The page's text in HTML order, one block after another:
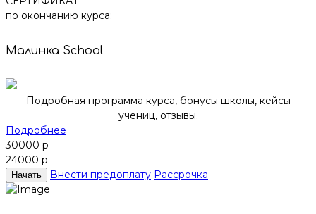
по окончанию курса:
Малинка School
Подробная программа курса, бонусы школы, кейсы
учениц, отзывы.
Подробнее
30000 р
24000 р
Начать Внести предоплату Рассрочка